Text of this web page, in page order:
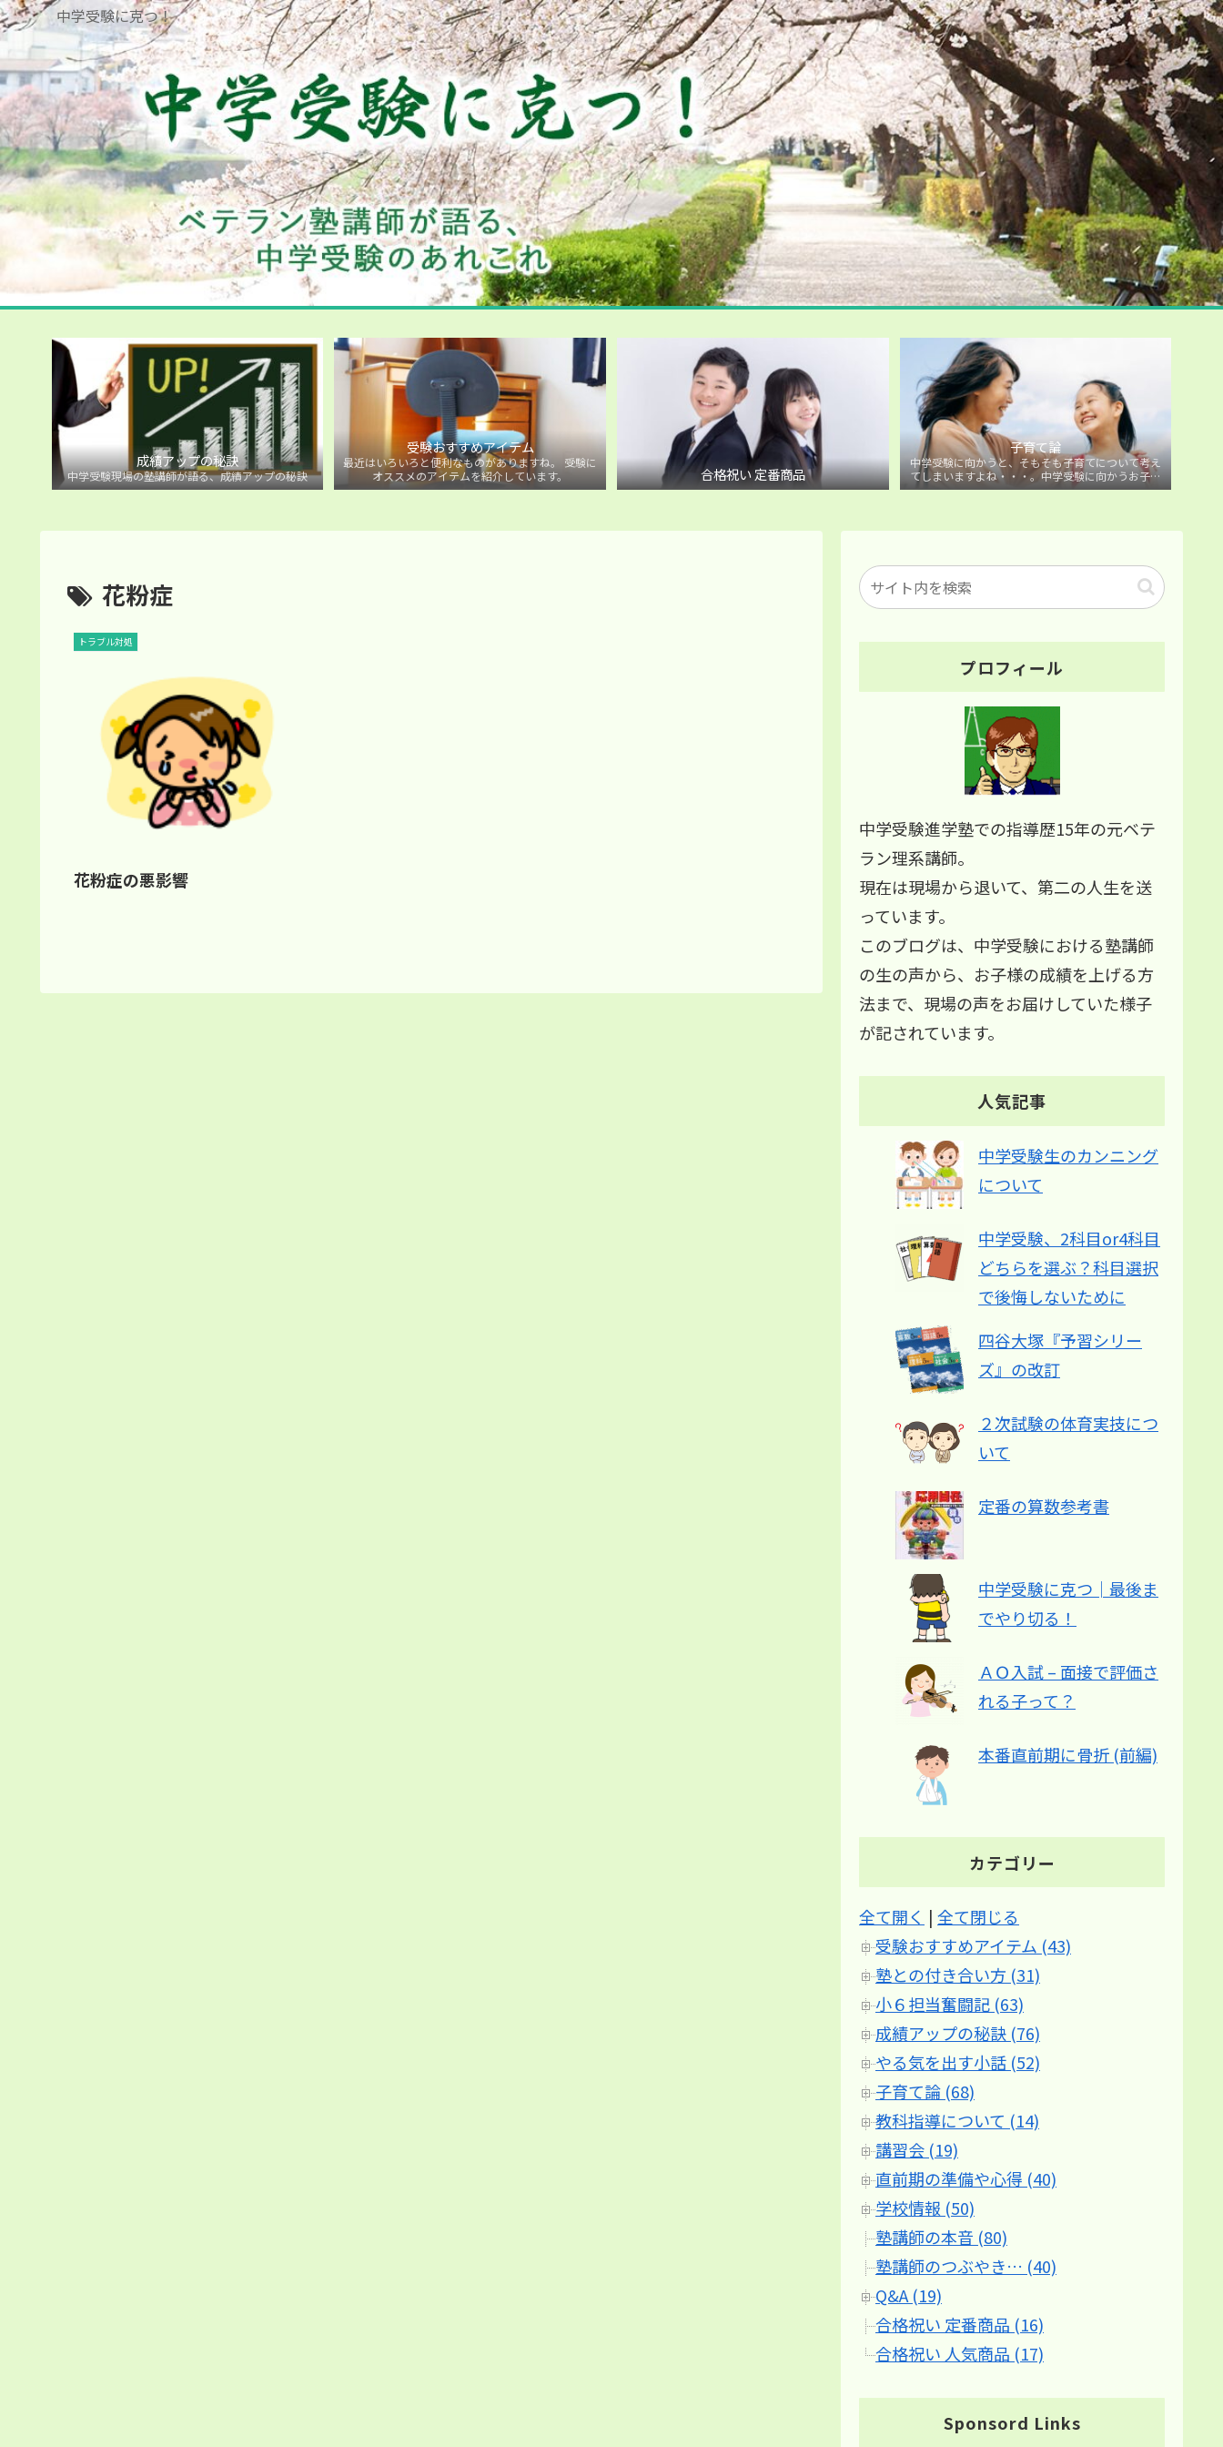
中学受験に克つ！
成績アップの秘訣
中学受験現場の塾講師が語る、成績アップの秘訣
受験おすすめアイテム
最近はいろいろと便利なものがありますね。 受験に
オススメのアイテムを紹介しています。
合格祝い 定番商品
子育て論
中学受験に向かうと、そもそも子育てについて考え
てしまいますよね・・・。中学受験に向かうお子様
を持つ保護者の方に向けた子育て論について。
花粉症
トラブル対処
花粉症の悪影響
プロフィール
中学受験進学塾での指導歴15年の元ベテ
ラン理系講師。
現在は現場から退いて、第二の人生を送
っています。
このブログは、中学受験における塾講師
の生の声から、お子様の成績を上げる方
法まで、現場の声をお届けしていた様子
が記されています。
人気記事
中学受験生のカンニング
について
中学受験、2科目or4科目
どちらを選ぶ？科目選択
で後悔しないために
四谷大塚『予習シリー
ズ』の改訂
２次試験の体育実技につ
いて
定番の算数参考書
中学受験に克つ│最後ま
でやり切る！
ＡＯ入試 – 面接で評価さ
れる子って？
本番直前期に骨折 (前編)
カテゴリー
全て開く | 全て閉じる
受験おすすめアイテム (43)
塾との付き合い方 (31)
小６担当奮闘記 (63)
成績アップの秘訣 (76)
やる気を出す小話 (52)
子育て論 (68)
教科指導について (14)
講習会 (19)
直前期の準備や心得 (40)
学校情報 (50)
塾講師の本音 (80)
塾講師のつぶやき… (40)
Q&A (19)
合格祝い 定番商品 (16)
合格祝い 人気商品 (17)
Sponsord Links